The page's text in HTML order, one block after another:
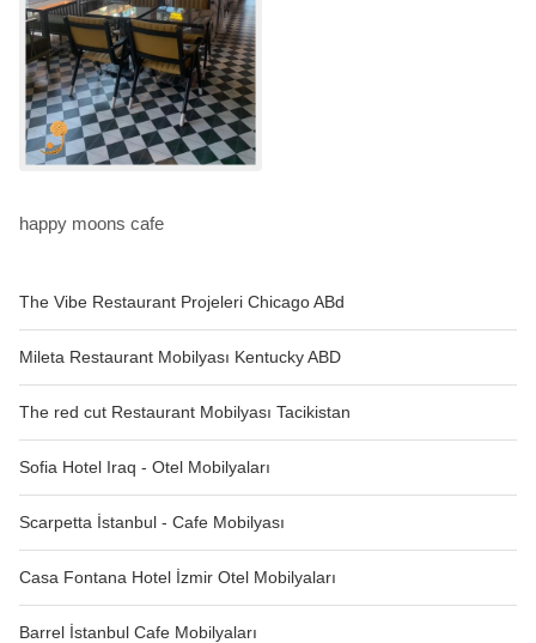
The Vibe Restaurant Projeleri Chicago ABd
Mileta Restaurant Mobilyası Kentucky ABD
The red cut Restaurant Mobilyası Tacikistan
Sofia Hotel Iraq - Otel Mobilyaları
Scarpetta İstanbul - Cafe Mobilyası
Casa Fontana Hotel İzmir Otel Mobilyaları
Barrel İstanbul Cafe Mobilyaları
happy moons cafe